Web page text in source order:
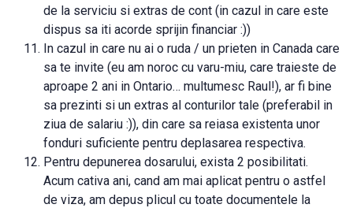
de la serviciu si extras de cont (in cazul in care este
dispus sa iti acorde sprijin financiar :))
In cazul in care nu ai o ruda / un prieten in Canada care
sa te invite (eu am noroc cu varu-miu, care traieste de
aproape 2 ani in Ontario… multumesc Raul!), ar fi bine
sa prezinti si un extras al conturilor tale (preferabil in
ziua de salariu :)), din care sa reiasa existenta unor
fonduri suficiente pentru deplasarea respectiva.
Pentru depunerea dosarului, exista 2 posibilitati.
Acum cativa ani, cand am mai aplicat pentru o astfel
de viza, am depus plicul cu toate documentele la